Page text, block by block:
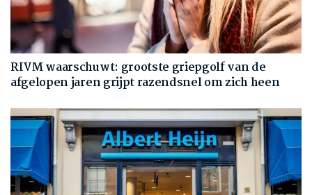
RIVM waarschuwt: grootste griepgolf van de
afgelopen jaren grijpt razendsnel om zich heen